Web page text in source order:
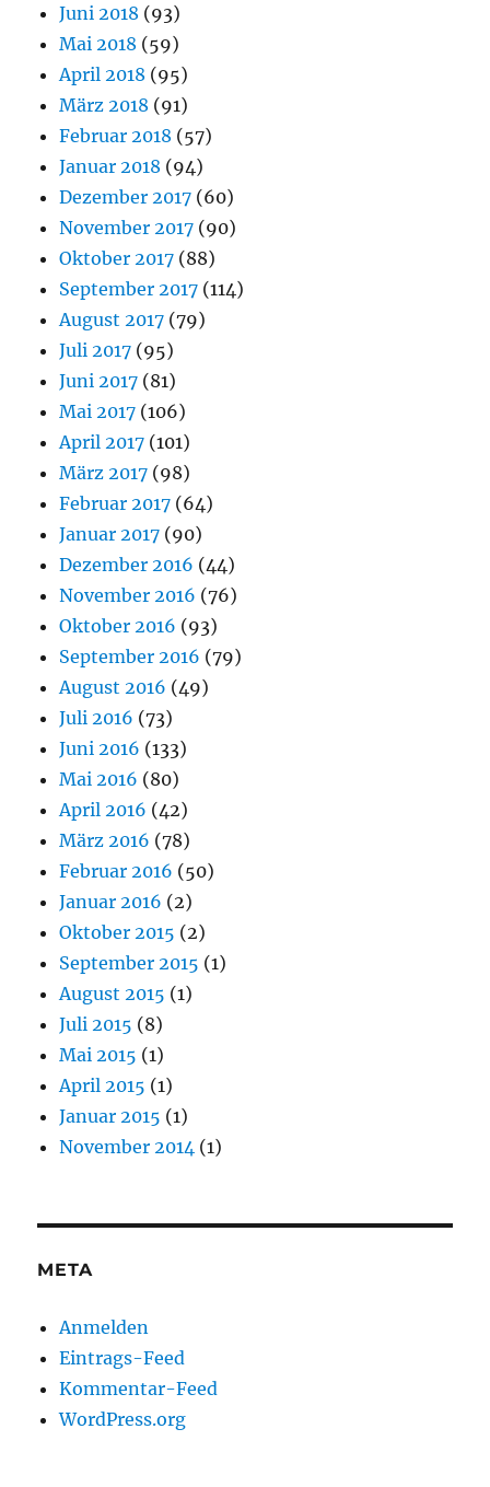
Juni 2018 (93)
Mai 2018 (59)
April 2018 (95)
März 2018 (91)
Februar 2018 (57)
Januar 2018 (94)
Dezember 2017 (60)
November 2017 (90)
Oktober 2017 (88)
September 2017 (114)
August 2017 (79)
Juli 2017 (95)
Juni 2017 (81)
Mai 2017 (106)
April 2017 (101)
März 2017 (98)
Februar 2017 (64)
Januar 2017 (90)
Dezember 2016 (44)
November 2016 (76)
Oktober 2016 (93)
September 2016 (79)
August 2016 (49)
Juli 2016 (73)
Juni 2016 (133)
Mai 2016 (80)
April 2016 (42)
März 2016 (78)
Februar 2016 (50)
Januar 2016 (2)
Oktober 2015 (2)
September 2015 (1)
August 2015 (1)
Juli 2015 (8)
Mai 2015 (1)
April 2015 (1)
Januar 2015 (1)
November 2014 (1)
META
Anmelden
Eintrags-Feed
Kommentar-Feed
WordPress.org